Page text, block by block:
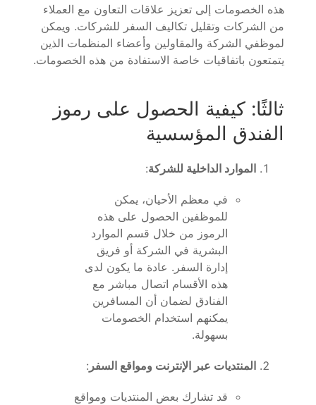
هذه الخصومات إلى تعزيز علاقات التعاون مع العملاء
من الشركات وتقليل تكاليف السفر للشركات. ويمكن
لموظفي الشركة والمقاولين وأعضاء المنظمات الذين
يتمتعون باتفاقيات خاصة الاستفادة من هذه الخصومات.
ثالثًا: كيفية الحصول على رموز
الفندق المؤسسية
الموارد الداخلية للشركة:
في معظم الأحيان، يمكن
للموظفين الحصول على هذه
الرموز من خلال قسم الموارد
البشرية في الشركة أو فريق
إدارة السفر. عادة ما يكون لدى
هذه الأقسام اتصال مباشر مع
الفنادق لضمان أن المسافرين
يمكنهم استخدام الخصومات
بسهولة.
المنتديات عبر الإنترنت ومواقع السفر:
قد تشارك بعض المنتديات ومواقع